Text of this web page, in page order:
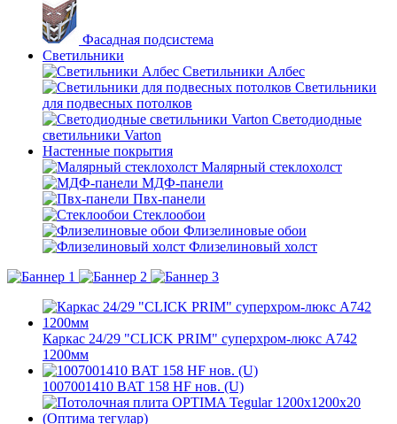
Фасадная подсистема
Светильники
Светильники Албес
Светильники
для подвесных потолков
Светодиодные
светильники Varton
Настенные покрытия
Малярный стеклохолст
МДФ-панели
Пвх-панели
Стеклообои
Флизелиновые обои
Флизелиновый холст
Каркас 24/29 "CLICK PRIM" суперхром-люкс А742
1200мм
1007001410 BAT 158 HF нов. (U)